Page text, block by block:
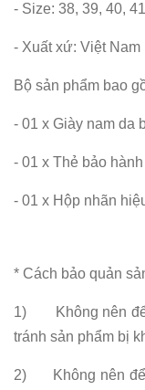
- Size: 38, 39, 40,
- Xuất xứ: Việt Nam
Bộ sản phẩm bao
- 01 x Giày nam da
- 01 x Thẻ bảo
- 01 x Hộp nhãn
* Cách bảo quản
1) Không nên để
tránh sản phẩm bị
2) Không nên để